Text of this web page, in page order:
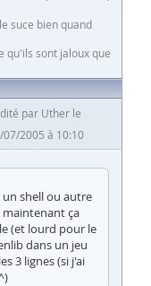
suce bien quand
qu'ils sont jaloux que
par Uther le
07/2005 à 10:10
shell ou autre
ça
(et lourd pour le
dans un jeu
3 lignes (si j'ai